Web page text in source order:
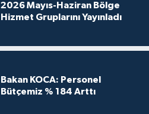
2026 Mayıs-Haziran Bölge
Hizmet Gruplarını Yayınladı
Bakan KOCA: Personel
Bütçemiz % 184 Arttı